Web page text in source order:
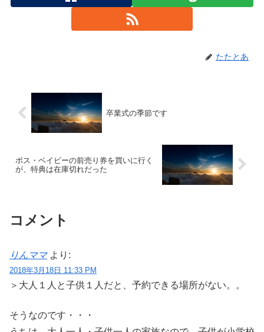
たたとあ
卒業式の季節です
ボス・ベイビーの前売り券を買いに行く
が、特典は在庫切れだった
コメント
りんママ より:
2018年3月18日 11:33 PM
＞大人１人と子供１人だと、予約できる場所がない。。
そうなのです・・・